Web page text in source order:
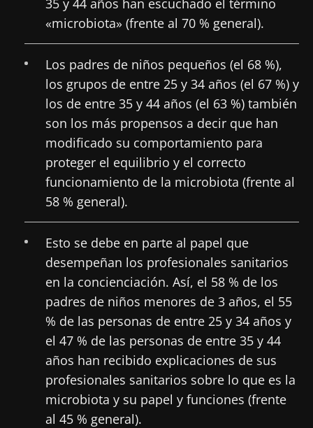
«microbiota» (frente al 70 % general).
Los padres de niños pequeños (el 68 %),
los grupos de entre 25 y 34 años (el 67 %) y
los de entre 35 y 44 años (el 63 %) también
son los más propensos a decir que han
modificado su comportamiento para
proteger el equilibrio y el correcto
funcionamiento de la microbiota (frente al
58 % general).
Esto se debe en parte al papel que
desempeñan los profesionales sanitarios
en la concienciación. Así, el 58 % de los
padres de niños menores de 3 años, el 55
% de las personas de entre 25 y 34 años y
el 47 % de las personas de entre 35 y 44
años han recibido explicaciones de sus
profesionales sanitarios sobre lo que es la
microbiota y su papel y funciones (frente
al 45 % general).
Redirección
Está a punto de ser redirigido y de dejar
nuestro sitio web.
Ser redirigido
Quedarse en el sitio web del Biocodex Microbiota
Institute
"Microbiota Digest" y el "HCP Magazine" que
le permitirá mantenerse informado sobre la
microbiota.
Me gustaría registrarme para recibir más
noticias de Biocodex
He leído y acepto las
Biocodex Microbiota Institute
* Campo obligatorio
BMI 20-35
Me gustaría registrarme para recibir más
noticias de Biocodex
de uso y lapolítica de protección de datosdel
Biocodex Microbiota Institute
* Campo obligatorio
BMI 20-35
Descubrir
23/07/2026
Influencia
de la
microbiota
en la salud
reproductiva
Leer el
16/07/2026
Microbiota
intratumoral:
¿un indicador
pronóstico
independiente
en el cáncer
Una
bacteria
intestinal
que
fortalece